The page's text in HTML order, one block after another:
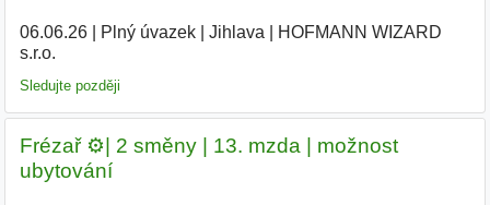
06.06.26| Plný úvazek| Jihlava
HOFMANN WIZARD
s.r.o.
Sledujte později
Frézař ⚙️| 2 směny | 13. mzda | možnost
ubytování